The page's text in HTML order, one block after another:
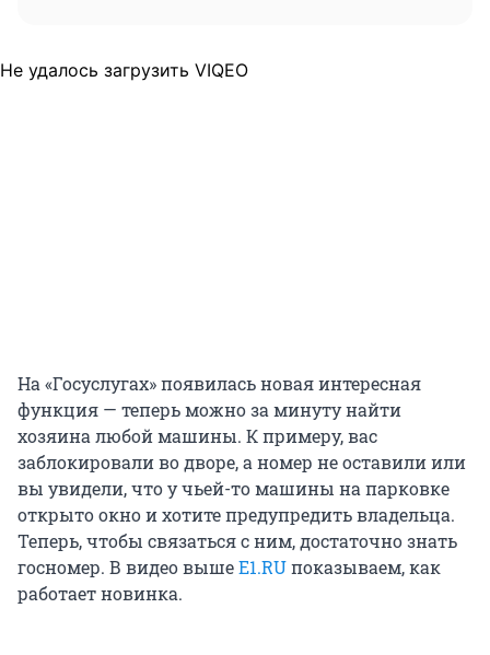
Не удалось загрузить VIQEO
На «Госуслугах» появилась новая интересная
функция — теперь можно за минуту найти
хозяина любой машины. К примеру, вас
заблокировали во дворе, а номер не оставили или
вы увидели, что у чьей-то машины на парковке
открыто окно и хотите предупредить владельца.
Теперь, чтобы связаться с ним, достаточно знать
госномер. В видео вышеE1.RUпоказываем, как
работает новинка.